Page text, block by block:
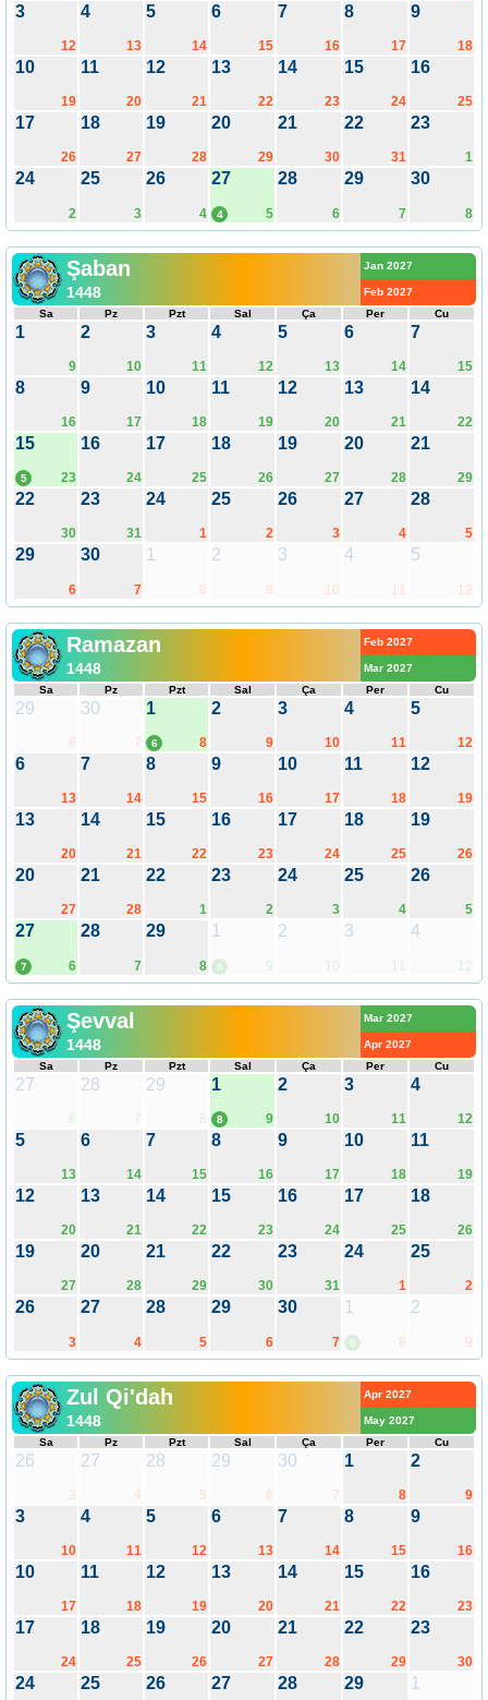
3
12
4
13
5
14
6
15
7
16
8
17
9
18
10
19
11
20
12
21
13
22
14
23
15
24
16
25
17
26
18
27
19
28
20
29
21
30
22
31
23
1
24
2
25
3
26
4
27
5
4
28
6
29
7
30
8
Şaban
1448
Jan 2027
Feb 2027
Sa
Pz Pzt Sal Ça Per Cu
1
9
2
10
3
11
4
12
5
13
6
14
7
15
8
16
9
17
10
18
11
19
12
20
13
21
14
22
15
23
5
16
24
17
25
18
26
19
27
20
28
21
29
22
30
23
31
24
1
25
2
26
3
27
4
28
5
29
6
30
7
1
8
2
9
3
10
4
11
5
12
Ramazan
1448
Feb 2027
Mar 2027
Sa
Pz Pzt Sal Ça Per Cu
29
6
30
7
1
8
6
2
9
3
10
4
11
5
12
6
13
7
14
8
15
9
16
10
17
11
18
12
19
13
20
14
21
15
22
16
23
17
24
18
25
19
26
20
27
21
28
22
1
23
2
24
3
25
4
26
5
27
6
7
28
7
29
8
1
9
6
2
10
3
11
4
12
Şevval
1448
Mar 2027
Apr 2027
Sa
Pz Pzt Sal Ça Per Cu
27
6
28
7
29
8
1
9
8
2
10
3
11
4
12
5
13
6
14
7
15
8
16
9
17
10
18
11
19
12
20
13
21
14
22
15
23
16
24
17
25
18
26
19
27
20
28
21
29
22
30
23
31
24
1
25
2
26
3
27
4
28
5
29
6
30
7
1
8
8
2
9
Zul Qi'dah
1448
Apr 2027
May 2027
Sa
Pz Pzt Sal Ça Per Cu
26
3
27
4
28
5
29
6
30
7
1
8
2
9
3
10
4
11
5
12
6
13
7
14
8
15
9
16
10
17
11
18
12
19
13
20
14
21
15
22
16
23
17
24
18
25
19
26
20
27
21
28
22
29
23
30
24 25 26 27 28 29 1